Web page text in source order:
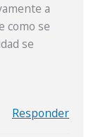
a
como se
se
Responder